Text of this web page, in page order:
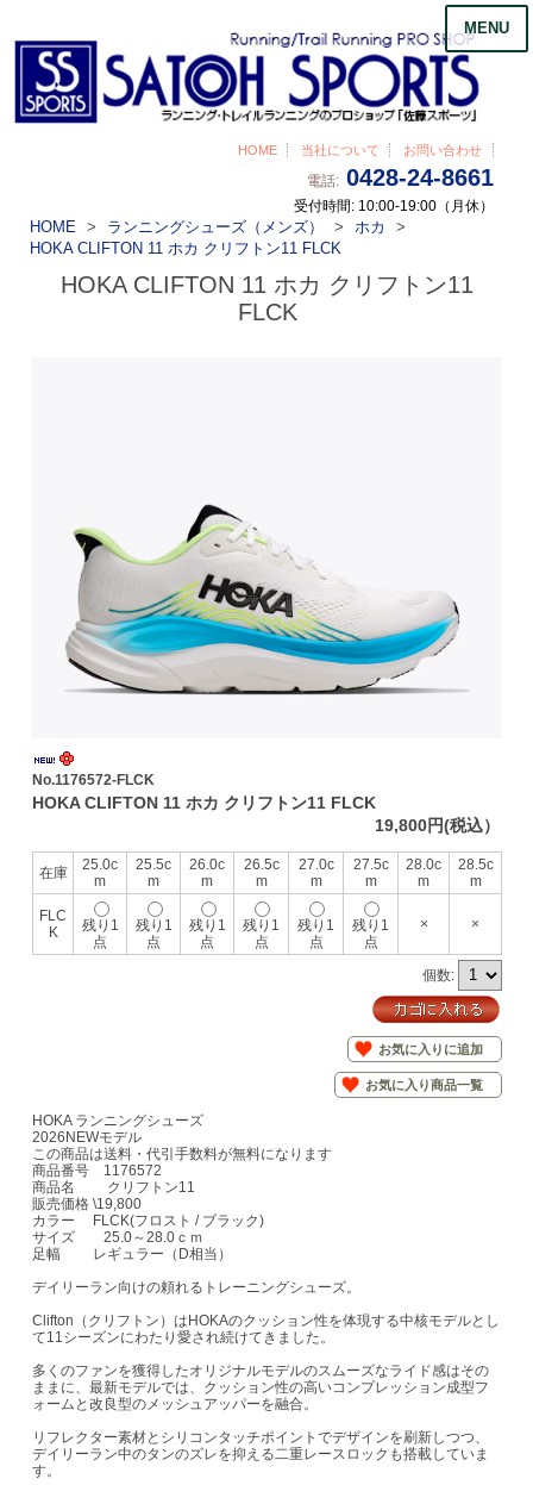
HOME 当社について お問い合わせ
電話: 0428-24-8661
受付時間: 10:00-19:00（月休）
MENU
HOME ランニングシューズ（メンズ）
ホカ
HOKA CLIFTON 11 ホカ クリフトン11 FLCK
HOKA CLIFTON 11 ホカ クリフトン11
FLCK
No.1176572-FLCK
HOKA CLIFTON 11 ホカ クリフトン11 FLCK
19,800円(税込）
在庫
25.0c
m
25.5c
m
26.0c
m
26.5c
m
27.0c
m
27.5c
m
28.0c
m
28.5c
m
FLC
K
残り1
点
残り1
点
残り1
点
残り1
点
残り1
点
残り1
点
× ×
個数:
お気に入りに追加
お気に入り商品一覧
HOKA ランニングシューズ
2026NEWモデル
この商品は送料・代引手数料が無料になります
商品番号 1176572
商品名 クリフトン11
販売価格 \19,800
カラー FLCK(フロスト / ブラック)
サイズ 25.0～28.0ｃｍ
足幅 レギュラー（D相当）
デイリーラン向けの頼れるトレーニングシューズ。
Clifton（クリフトン）はHOKAのクッション性を体現する中核モデルとし
て11シーズンにわたり愛され続けてきました。
多くのファンを獲得したオリジナルモデルのスムーズなライド感はその
ままに、最新モデルでは、クッション性の高いコンプレッション成型フ
ォームと改良型のメッシュアッパーを融合。
リフレクター素材とシリコンタッチポイントでデザインを刷新しつつ、
デイリーラン中のタンのズレを抑える二重レースロックも搭載していま
す。